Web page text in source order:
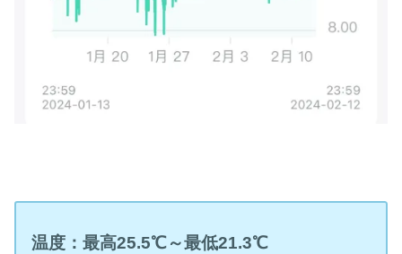
温度：最高25.5℃～最低21.3℃